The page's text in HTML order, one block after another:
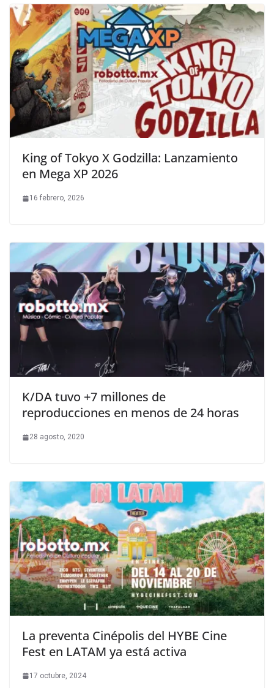
King of Tokyo X Godzilla: Lanzamiento
en Mega XP 2026
16 febrero, 2026
K/DA tuvo +7 millones de
reproducciones en menos de 24 horas
28 agosto, 2020
La preventa Cinépolis del HYBE Cine
Fest en LATAM ya está activa
17 octubre, 2024